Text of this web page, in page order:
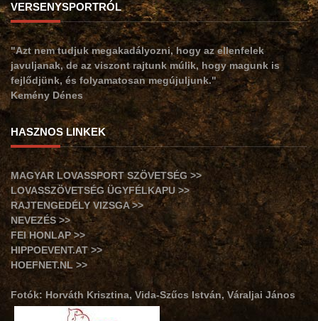
VERSENYSPORTRÓL
"Azt nem tudjuk megakadályozni, hogy az ellenfelek
javuljanak, de az viszont rajtunk múlik, hogy magunk is
fejlődjünk, és folyamatosan megújuljunk."
Kemény Dénes
HASZNOS LINKEK
MAGYAR LOVASSPORT SZÖVETSÉG >>
LOVASSZÖVETSÉG ÜGYFÉLKAPU >>
RAJTENGEDÉLY VIZSGA >>
NEVEZÉS >>
FEI HONLAP >>
HIPPOEVENT.AT >>
HOEFNET.NL >>
Fotók: Horváth Krisztina, Vida-Szűcs István, Váraljai János